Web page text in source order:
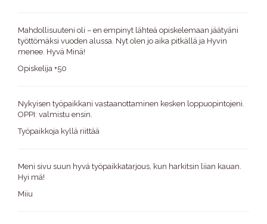
Mahdollisuuteni oli – en empinyt lähteä opiskelemaan jäätyäni
työttömäksi vuoden alussa. Nyt olen jo aika pitkällä ja Hyvin
menee. Hyvä Minä!
Opiskelija +50
Nykyisen työpaikkani vastaanottaminen kesken loppuopintojeni.
OPPI: valmistu ensin.
Työpaikkoja kyllä riittää
Meni sivu suun hyvä työpaikkatarjous, kun harkitsin liian kauan.
Hyi mä!
Miiu